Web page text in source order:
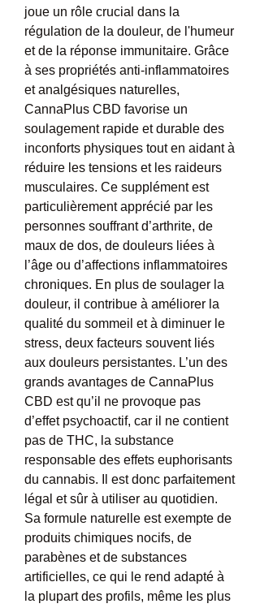
joue un rôle crucial dans la
régulation de la douleur, de l'humeur
et de la réponse immunitaire. Grâce
à ses propriétés anti-inflammatoires
et analgésiques naturelles,
CannaPlus CBD favorise un
soulagement rapide et durable des
inconforts physiques tout en aidant à
réduire les tensions et les raideurs
musculaires. Ce supplément est
particulièrement apprécié par les
personnes souffrant d’arthrite, de
maux de dos, de douleurs liées à
l’âge ou d’affections inflammatoires
chroniques. En plus de soulager la
douleur, il contribue à améliorer la
qualité du sommeil et à diminuer le
stress, deux facteurs souvent liés
aux douleurs persistantes. L’un des
grands avantages de CannaPlus
CBD est qu’il ne provoque pas
d’effet psychoactif, car il ne contient
pas de THC, la substance
responsable des effets euphorisants
du cannabis. Il est donc parfaitement
légal et sûr à utiliser au quotidien.
Sa formule naturelle est exempte de
produits chimiques nocifs, de
parabènes et de substances
artificielles, ce qui le rend adapté à
la plupart des profils, même les plus